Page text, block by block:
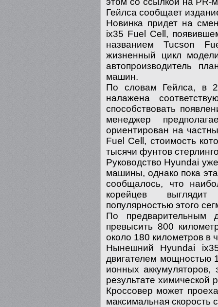
Гейлса сообщает
Новинка придет на
ix35 Fuel Cell,
названием Tucson
жизненный цикл
автопроизводитель
машин.
По словам Гейлса, в
налажена
способствовать
менеджер
ориентирован на
Fuel Cell, стоимость
тысячи фунтов
Руководство Hyundai
машины, однако пока
сообщалось, что
корейцев
популярностью этого
По предварительным
превысить 800
около 180 километров в
Нынешний Hyundai
двигателем мощностью
ионных аккумуляторов,
результате
Кроссовер может
максимальная скорость